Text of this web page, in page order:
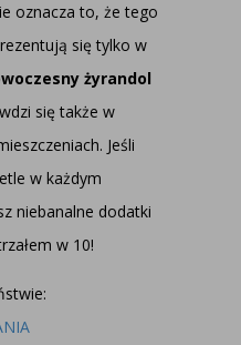
oznacza to, że tego
się tylko w
żyrandol
się także w
Jeśli
w każdym
niebanalne dodatki
w 10!